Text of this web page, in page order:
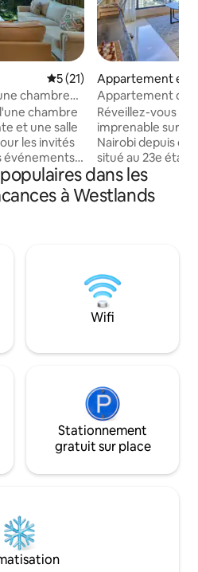
Évaluation moyenne sur la
5 (21)
chambre
chambre
et une salle
les invités
événements
✅ Wifi
24h/24 et
de
et des
des
✅
l'aéroport ✅
Appartement en
robi
Appartement de
23e étage | Vue
proche de GTC
Réveillez-vous
imprenable sur la
Nairobi depuis
situé au 23e
d'une piscine à
d'une salle de
Wi-Fi rapide et
restaurants, des
nocturne, parfait
d'affaires ou de
aéroport aller
télétravail avec
dans les
à Westlands
Wifi
Stationnement
gratuit sur place